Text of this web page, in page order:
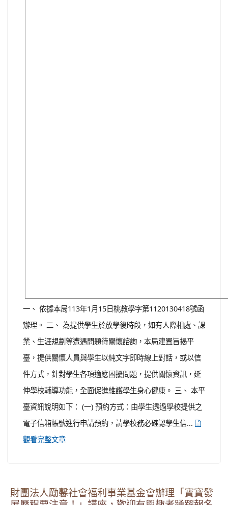
一、 依據本局113年1月15日桃教學字第1120130418號函
辦理。 二、 為提供學生於放學後時段，如有人際相處、課
業、生涯規劃等遭遇問題待關懷諮詢，本局建置旨揭平
臺，提供關懷人員與學生以純文字即時線上對話，或以信
件方式，針對學生各項適應困擾問題，提供關懷資訊，延
伸學校輔導功能，全面促進維護學生身心健康。 三、 本平
臺資訊說明如下： (一) 預約方式：由學生透過學校提供之
電子信箱帳號進行申請預約，請學校務必確認學生信...
觀看完整文章
財團法人勵馨社會福利事業基金會辦理「寶寶發